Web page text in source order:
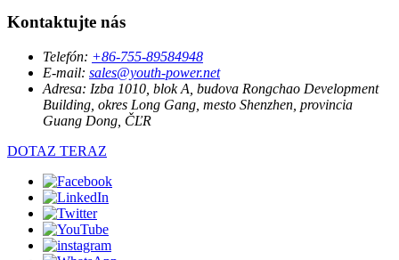
Kontaktujte nás
Telefón: +86-755-89584948
E-mail: sales@youth-power.net
Adresa: Izba 1010, blok A, budova Rongchao Development
Building, okres Long Gang, mesto Shenzhen, provincia
Guang Dong, ČĽR
DOTAZ TERAZ